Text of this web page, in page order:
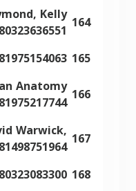
164
Kelly
165
166
Anatomy
167
Warwick,
168